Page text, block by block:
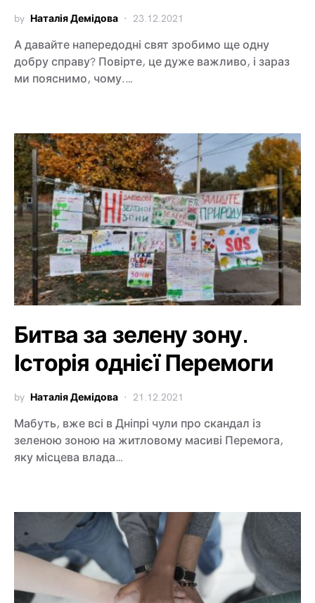
by Наталія Демідова 23.12.2021
А давайте напередодні свят зробимо ще одну
добру справу? Повірте, це дуже важливо, і зараз
ми пояснимо, чому.…
Битва за зелену зону.
Історія однієї Перемоги
by Наталія Демідова 21.12.2021
Мабуть, вже всі в Дніпрі чули про скандал із
зеленою зоною на житловому масиві Перемога,
яку місцева влада…